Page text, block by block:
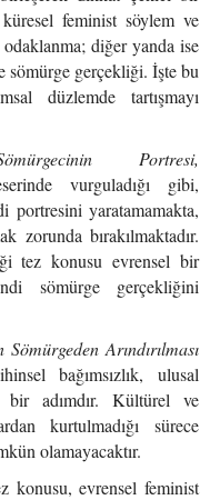
feminist söylem ve
diğer yanda ise
gerçekliği. İşte bu
düzlemde tartışmayı
Portresi,
vurguladığı gibi,
portresini yaratamamakta,
zorunda bırakılmaktadır.
tez konusu evrensel bir
sömürge gerçekliğini
Sömürgeden Arındırılması
bağımsızlık, ulusal
adımdır. Kültürel ve
kurtulmadığı sürece
olamayacaktır.
konusu, evrensel feminist